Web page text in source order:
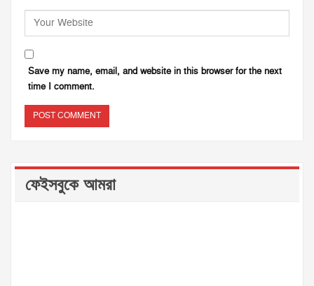
Save my name, email, and website in this browser for the next
time I comment.
ফেইসবুকে আমরা